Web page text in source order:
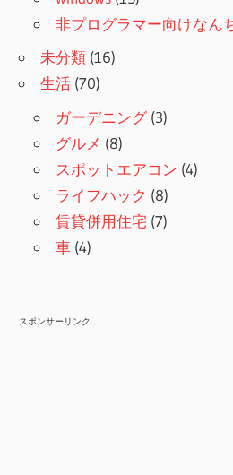
非プログラマー向けなん
未分類 (16)
生活 (70)
ガーデニング(3)
グルメ (8)
スポットエアコン (4)
ライフハック (8)
賃貸併用住宅 (7)
車 (4)
スポンサーリンク